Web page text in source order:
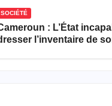
SOCIÉTÉ
: L’État
l’inventaire de